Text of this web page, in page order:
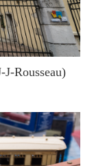
J-Rousseau)